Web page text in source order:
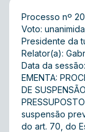
Processo nº
Voto:
Presidente da
Relator(a):
Data da
EMENTA:
DE
suspensão
do art. 70, do